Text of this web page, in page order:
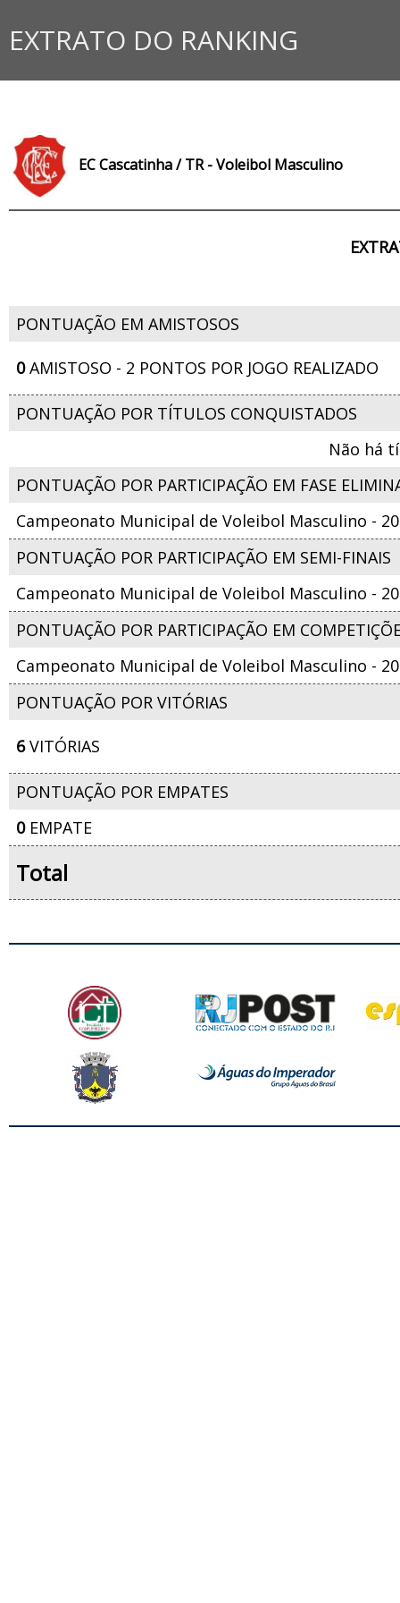
EXTRATO DO RANKING
EC Cascatinha / TR - Voleibol Masculino
PONTUAÇÃO EM AMISTOSOS
0AMISTOSO - 2 PONTOS POR JOGO REALIZADO
PONTUAÇÃO POR TÍTULOS CONQUISTADOS
Não há
PONTUAÇÃO POR PARTICIPAÇÃO EM FASE
Campeonato Municipal de Voleibol Masculino -
PONTUAÇÃO POR PARTICIPAÇÃO EM SEMI-FINAIS
Campeonato Municipal de Voleibol Masculino -
PONTUAÇÃO POR PARTICIPAÇÃO EM
Campeonato Municipal de Voleibol Masculino -
PONTUAÇÃO POR VITÓRIAS
6VITÓRIAS
PONTUAÇÃO POR EMPATES
0EMPATE
Total